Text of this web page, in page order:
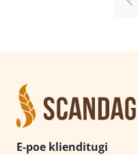
E-poe klienditugi